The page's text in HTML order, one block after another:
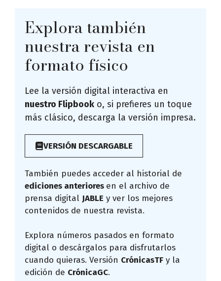
Explora también
nuestra revista en
formato físico
Lee la versión digital interactiva en
nuestro Flipbook o, si prefieres un toque
más clásico, descarga la versión impresa.
VERSIÓN DESCARGABLE
También puedes acceder al historial de
ediciones anteriores en el archivo de
prensa digital JABLE y ver los mejores
contenidos de nuestra revista.
Explora números pasados en formato
digital o descárgalos para disfrutarlos
cuando quieras. Versión CrónicasTF y la
edición de CrónicaGC.